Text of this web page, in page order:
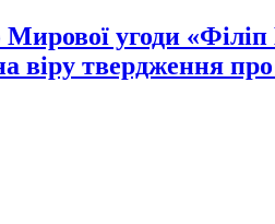
угоди
віру твердження